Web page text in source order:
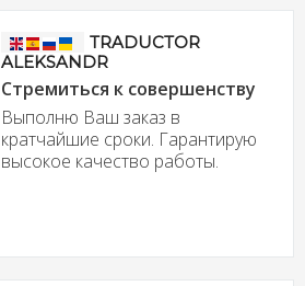
TRADUCTOR
ALEKSANDR
Стремиться к совершенству
Выполню Ваш заказ в
кратчайшие сроки. Гарантирую
высокое качество работы.